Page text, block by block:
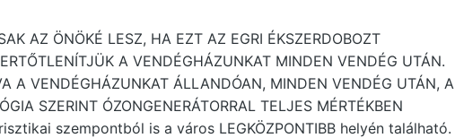
AZ ÖNÖKÉ LESZ, HA EZT AZ EGRI ÉKSZERDOBOZT
A VENDÉGHÁZUNKAT MINDEN VENDÉG UTÁN.
A VENDÉGHÁZUNKAT ÁLLANDÓAN, MINDEN VENDÉG UTÁN, A
SZERINT ÓZONGENERÁTORRAL TELJES MÉRTÉKBEN
szempontból is a város LEGKÖZPONTIBB helyén található.